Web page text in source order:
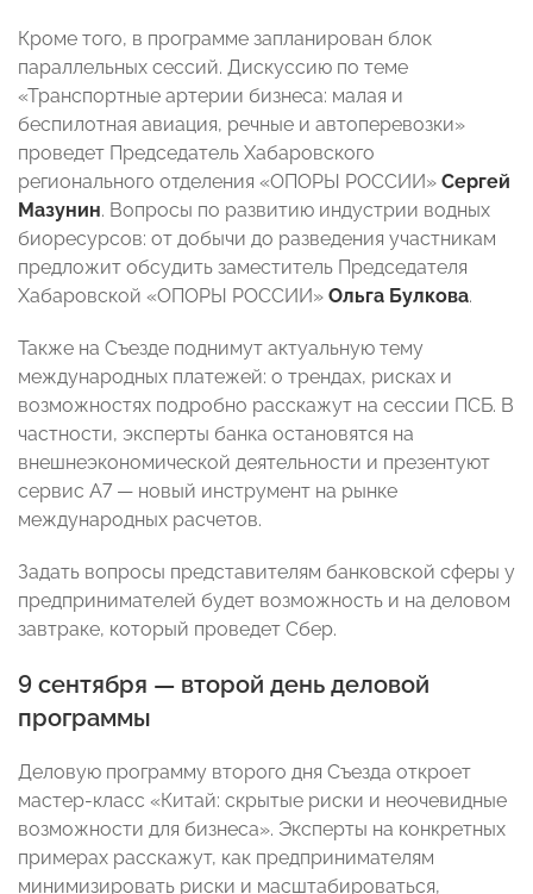
Кроме того, в программе запланирован блок
параллельных сессий. Дискуссию по теме
«Транспортные артерии бизнеса: малая и
беспилотная авиация, речные и автоперевозки»
проведет Председатель Хабаровского
регионального отделения «ОПОРЫ РОССИИ» Сергей
Мазунин. Вопросы по развитию индустрии водных
биоресурсов: от добычи до разведения участникам
предложит обсудить заместитель Председателя
Хабаровской «ОПОРЫ РОССИИ» Ольга Булкова.
Также на Съезде поднимут актуальную тему
международных платежей: о трендах, рисках и
возможностях подробно расскажут на сессии ПСБ. В
частности, эксперты банка остановятся на
внешнеэкономической деятельности и презентуют
сервис А7 — новый инструмент на рынке
международных расчетов.
Задать вопросы представителям банковской сферы у
предпринимателей будет возможность и на деловом
завтраке, который проведет Сбер.
9 сентября — второй день деловой
программы
Деловую программу второго дня Съезда откроет
мастер-класс «Китай: скрытые риски и неочевидные
возможности для бизнеса». Эксперты на конкретных
примерах расскажут, как предпринимателям
минимизировать риски и масштабироваться,